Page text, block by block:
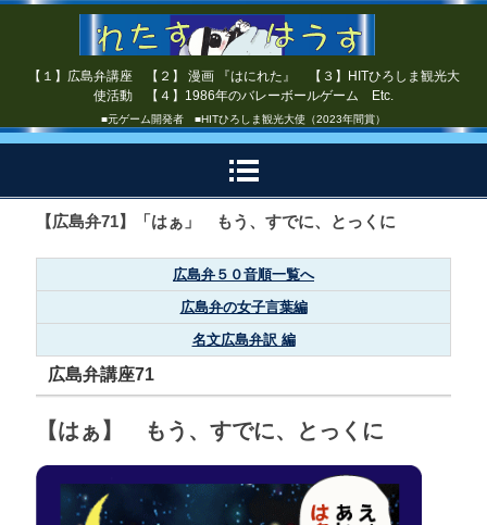
【１】広島弁講座 【２】 漫画 『はにれた』 【３】HITひろしま観光大
使活動 【４】1986年のバレーボールゲーム Etc.
■元ゲーム開発者 ■HITひろしま観光大使（2023年間賞）
【広島弁71】「はぁ」 もう、すでに、とっくに
広島弁５０音順一覧へ
広島弁の女子言葉編
名文広島弁訳 編
広島弁講座71
【はぁ】 もう、すでに、とっくに